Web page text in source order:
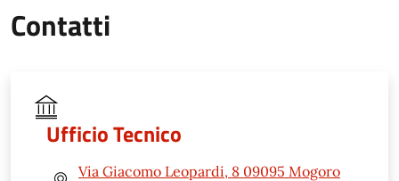
Contatti
Ufficio Tecnico
Via Giacomo Leopardi, 8 09095 Mogoro